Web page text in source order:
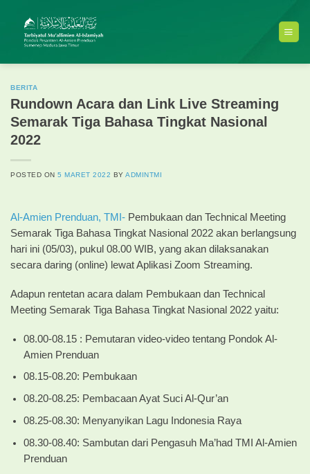
content
BERITA
Rundown Acara dan Link Live Streaming
Semarak Tiga Bahasa Tingkat Nasional
2022
POSTED ON5 MARET 2022 BYADMINTMI
Al-Amien Prenduan, TMI- Pembukaan dan Technical Meeting
Semarak Tiga Bahasa Tingkat Nasional 2022 akan berlangsung
hari ini (05/03), pukul 08.00 WIB, yang akan dilaksanakan
secara daring (online) lewat Aplikasi Zoom Streaming.
Adapun rentetan acara dalam Pembukaan dan Technical
Meeting Semarak Tiga Bahasa Tingkat Nasional 2022 yaitu:
08.00-08.15 : Pemutaran video-video tentang Pondok Al-
Amien Prenduan
08.15-08.20: Pembukaan
08.20-08.25: Pembacaan Ayat Suci Al-Qur’an
08.25-08.30: Menyanyikan Lagu Indonesia Raya
08.30-08.40: Sambutan dari Pengasuh Ma’had TMI Al-Amien
Prenduan